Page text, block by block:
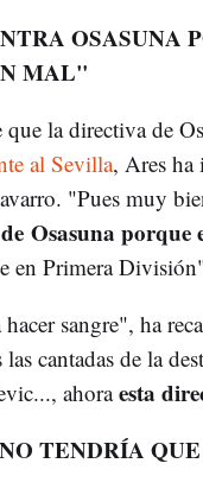
OSASUNA
MAL"
la directiva de
al Sevilla, Ares ha
"Pues muy
Osasuna
en Primera
sangre", ha
las cantadas de la
ahoraesta
TENDRÍA